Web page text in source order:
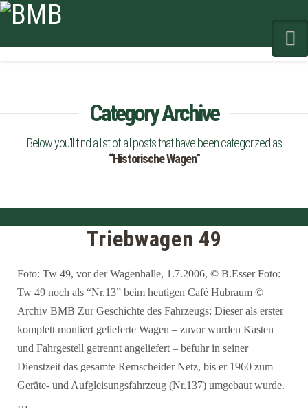
Category Archive
Below you'll find a list of all posts that have been categorized as
“Historische Wagen”
Triebwagen 49
Foto: Tw 49, vor der Wagenhalle, 1.7.2006, © B.Esser Foto:
Tw 49 noch als “Nr.13” beim heutigen Café Hubraum ©
Archiv BMB Zur Geschichte des Fahrzeugs: Dieser als erster
komplett montiert gelieferte Wagen – zuvor wurden Kasten
und Fahrgestell getrennt angeliefert – befuhr in seiner
Dienstzeit das gesamte Remscheider Netz, bis er 1960 zum
Geräte- und Aufgleisungsfahrzeug (Nr.137) umgebaut wurde.
…